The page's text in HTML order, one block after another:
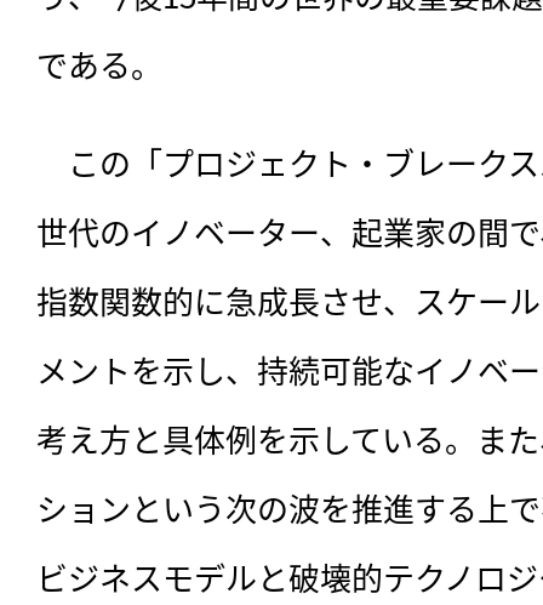
である。
この「プロジェクト・ブレーク
世代のイノベーター、起業家の間
指数関数的に急成長させ、スケー
メントを示し、持続可能なイノベ
考え方と具体例を示している。ま
ションという次の波を推進する上
ビジネスモデルと破壊的テクノロ